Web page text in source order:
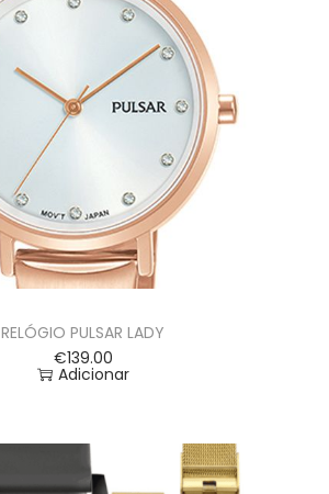
RELÓGIO PULSAR LADY
€139.00
Adicionar